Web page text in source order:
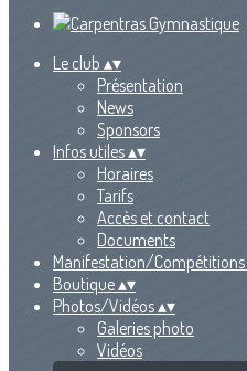
Le club ▴▾
Présentation
News
Sponsors
Infos utiles▴▾
Horaires
Tarifs
Accès et contact
Documents
Manifestation/Compétitions
Boutique▴▾
Photos/Vidéos▴▾
Galeries photo
Vidéos